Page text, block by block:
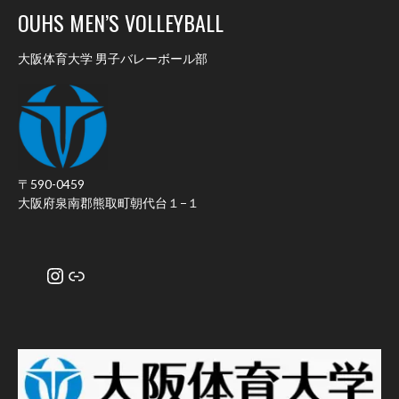
OUHS MEN’S VOLLEYBALL
大阪体育大学 男子バレーボール部
〒590-0459
大阪府泉南郡熊取町朝代台１−１
Instagram
リンク